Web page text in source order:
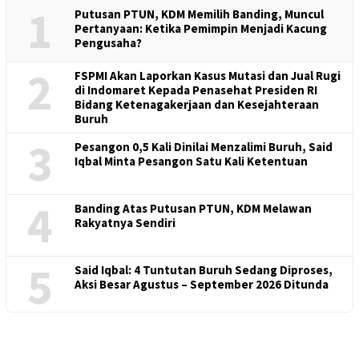
1
Putusan PTUN, KDM Memilih Banding, Muncul
Pertanyaan: Ketika Pemimpin Menjadi Kacung
Pengusaha?
2
FSPMI Akan Laporkan Kasus Mutasi dan Jual Rugi
di Indomaret Kepada Penasehat Presiden RI
Bidang Ketenagakerjaan dan Kesejahteraan
Buruh
3
Pesangon 0,5 Kali Dinilai Menzalimi Buruh, Said
Iqbal Minta Pesangon Satu Kali Ketentuan
4
Banding Atas Putusan PTUN, KDM Melawan
Rakyatnya Sendiri
5
Said Iqbal: 4 Tuntutan Buruh Sedang Diproses,
Aksi Besar Agustus – September 2026 Ditunda